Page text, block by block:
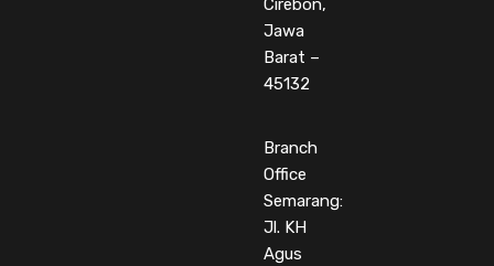
Cirebon,
Jawa
Barat –
45132
Branch
Office
Semarang:
Jl. KH
Agus